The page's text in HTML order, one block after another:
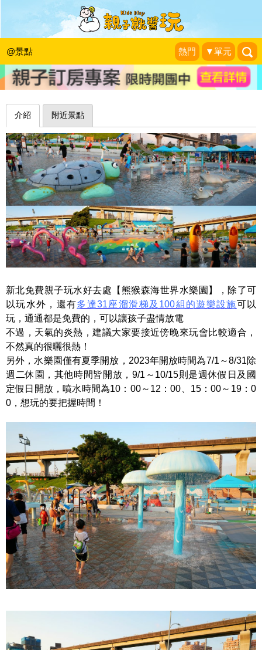
@景點 熱門 ▼單元
綠蠵龜×萬里蟹，特色水中生物金促咪
～三重熊猴森海世界水樂園
❤靜怡&大顆呆の親子.旅遊.美食❤|2023-07-14
介紹 附近景點
新北免費親子玩水好去處【熊猴森海世界水樂園】，除了可
以玩水外，還有多達31座溜滑梯及100組的遊樂設施可以
玩，通通都是免費的，可以讓孩子盡情放電
不過，天氣的炎熱，建議大家要接近傍晚來玩會比較適合，
不然真的很曬很熱！
另外，水樂園僅有夏季開放，2023年開放時間為7/1～8/31除
週二休園，其他時間皆開放，9/1～10/15則是週休假日及國
定假日開放，噴水時間為10：00～12：00、15：00～19：0
0，想玩的要把握時間！